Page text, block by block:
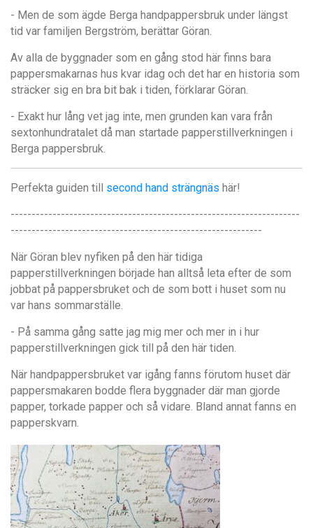
- Men de som ägde Berga handpappersbruk under längst
tid var familjen Bergström, berättar Göran.
Av alla de byggnader som en gång stod här finns bara
pappersmakarnas hus kvar idag och det har en historia som
sträcker sig en bra bit bak i tiden, förklarar Göran.
- Exakt hur lång vet jag inte, men grunden kan vara från
sextonhundratalet då man startade papperstillverkningen i
Berga pappersbruk.
Perfekta guiden till second hand strängnäs här!
---------------------------------------------------------------------
------------------------------------------------------------
När Göran blev nyfiken på den här tidiga
papperstillverkningen började han alltså leta efter de som
jobbat på pappersbruket och de som bott i huset som nu
var hans sommarställe.
- På samma gång satte jag mig mer och mer in i hur
papperstillverkningen gick till på den här tiden.
När handpappersbruket var igång fanns förutom huset där
pappersmakaren bodde flera byggnader där man gjorde
papper, torkade papper och så vidare. Bland annat fanns en
papperskvarn.